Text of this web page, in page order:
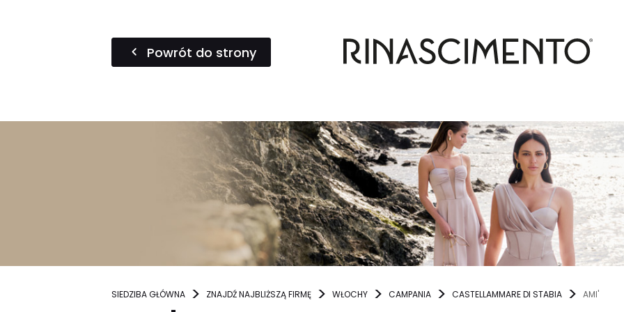
Powrót do strony
SIEDZIBA GŁÓWNA ZNAJDŹ NAJBLIŻSZĄ FIRMĘ WŁOCHY CAMPANIA CASTELLAMMARE DI STABIA AMI'